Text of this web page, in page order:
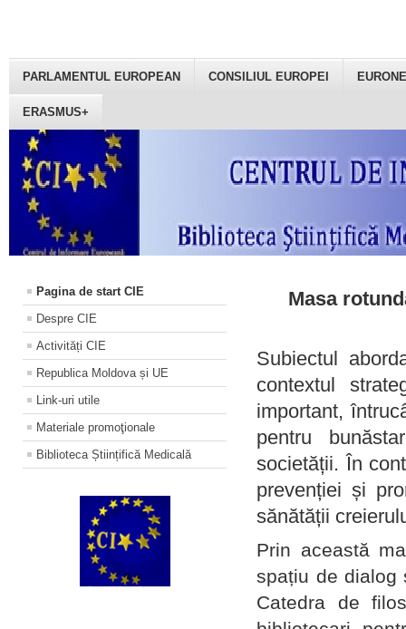
PARLAMENTUL EUROPEAN CONSILIUL EUROPEI
ERASMUS+
Pagina de start CIE
Despre CIE
Activități CIE
Republica Moldova și UE
Link-uri utile
Materiale promoţionale
Biblioteca Științifică Medicală
Masa
Subiectul
contextul
important,
pentru
societății. În
prevenției și
sănătății
Prin această
spațiu de dialog
Catedra de